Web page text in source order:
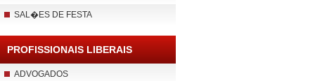
SAL�ES DE FESTA
PROFISSIONAIS LIBERAIS
ADVOGADOS